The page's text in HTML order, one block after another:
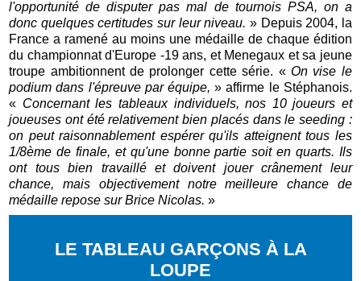
l'opportunité de disputer pas mal de tournois PSA, on a
donc quelques certitudes sur leur niveau. » Depuis 2004, la
France a ramené au moins une médaille de chaque édition
du championnat d'Europe -19 ans, et Menegaux et sa jeune
troupe ambitionnent de prolonger cette série. «On vise le
podium dans l'épreuve par équipe,» affirme le Stéphanois.
« Concernant les tableaux individuels, nos 10 joueurs et
joueuses ont été relativement bien placés dans le seeding :
on peut raisonnablement espérer qu'ils atteignent tous les
1/8ème de finale, et qu'une bonne partie soit en quarts. Ils
ont tous bien travaillé et doivent jouer crânement leur
chance, mais objectivement notre meilleure chance de
médaille repose sur Brice Nicolas.»
LE TABLEAU GARÇONS À LA
LOUPE